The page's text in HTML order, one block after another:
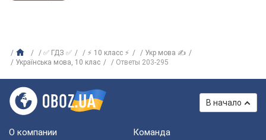
✅ ГДЗ ✅ ⚡ 10 класс ⚡
Укр мова ✍
Українська мова, 10 клас
Ответы 203-295
В начало
О компании Команда